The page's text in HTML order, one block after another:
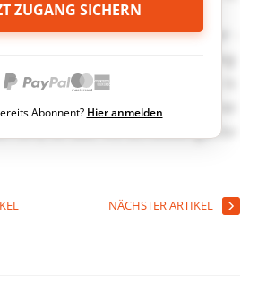
ZUGANG SICHERN
Abonnent? Hier anmelden
NÄCHSTER ARTIKEL